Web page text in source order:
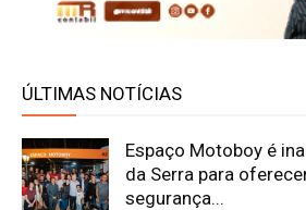
ÚLTIMAS NOTÍCIAS
Espaço Motoboy é
da Serra para
segurança...